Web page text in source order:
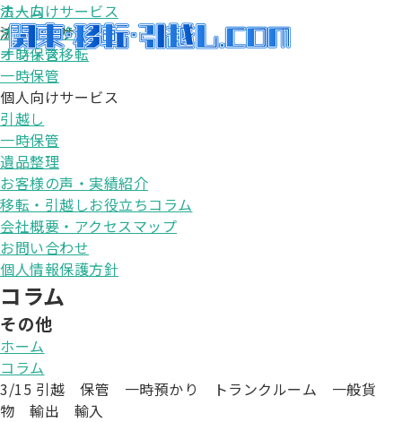
法人向けサービス
オフィス移転
一時保管
個人向けサービス
引越し
一時保管
遺品整理
お客様の声・実績紹介
移転・引越しお役立ちコラム
会社概要・アクセスマップ
ホーム
法人向けサービス
オフィス移転
一時保管
個人向けサービス
引越し
一時保管
遺品整理
お客様の声・実績紹介
移転・引越しお役立ちコラム
会社概要・アクセスマップ
お問い合わせ
個人情報保護方針
コラム
その他
ホーム
コラム
3/15 引越 保管 一時預かり トランクルーム 一般貨
物 輸出 輸入